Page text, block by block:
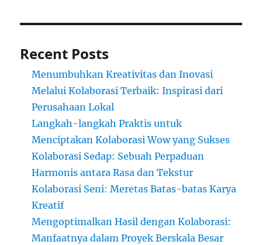
Recent Posts
Menumbuhkan Kreativitas dan Inovasi
Melalui Kolaborasi Terbaik: Inspirasi dari
Perusahaan Lokal
Langkah-langkah Praktis untuk
Menciptakan Kolaborasi Wow yang Sukses
Kolaborasi Sedap: Sebuah Perpaduan
Harmonis antara Rasa dan Tekstur
Kolaborasi Seni: Meretas Batas-batas Karya
Kreatif
Mengoptimalkan Hasil dengan Kolaborasi:
Manfaatnya dalam Proyek Berskala Besar